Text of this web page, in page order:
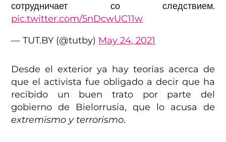
сотрудничает со следствием.
pic.twitter.com/5nDcwUC11w
— TUT.BY (@tutby) May 24, 2021
Desde el exterior ya hay teorías acerca de
que el activista fue obligado a decir que ha
recibido un buen trato por parte del
gobierno de Bielorrusia, que lo acusa de
extremismo y terrorismo.